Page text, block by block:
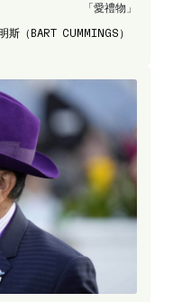
「愛禮物」
（BART CUMMINGS）